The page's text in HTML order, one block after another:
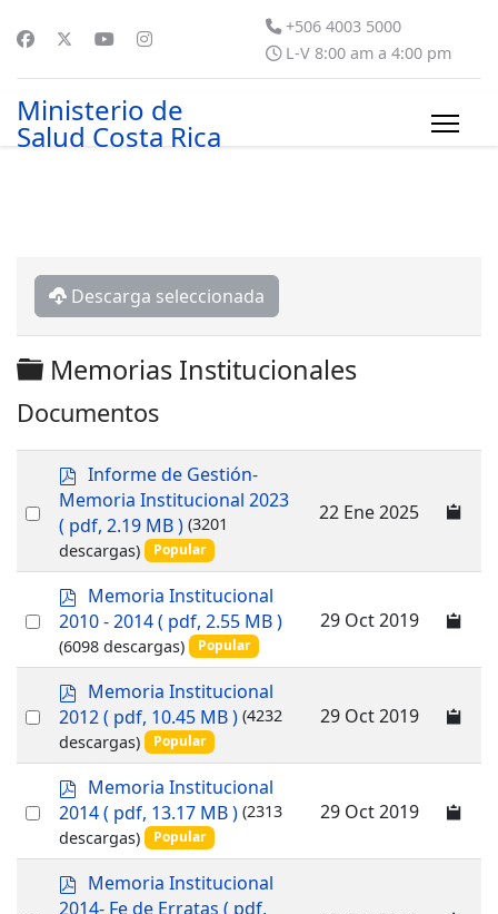
+506 4003 5000
L-V 8:00 am a 4:00 pm
Ministerio de
Salud Costa Rica
Descarga seleccionada
Carpeta
Memorias Institucionales
Documentos
Select
item
p
d
f
Informe de Gestión-
Memoria Institucional 2023
( pdf, 2.19 MB ) (3201
descargas)
Popular
22 Ene 2025
Select
item
p
d
f
Memoria Institucional
2010 - 2014( pdf, 2.55 MB )
(6098 descargas) Popular
29 Oct 2019
Select
item
p
d
f
Memoria Institucional
2012( pdf, 10.45 MB ) (4232
descargas)
Popular
29 Oct 2019
Select
item
p
d
f
Memoria Institucional
2014( pdf, 13.17 MB ) (2313
descargas)
Popular
29 Oct 2019
p
d
Memoria Institucional
2014- Fe de Erratas ( pdf,